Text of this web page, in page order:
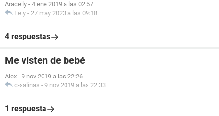
Aracelly - 4 ene 2019 a las 02:57
Lety - 27 may 2023 a las 09:18
4 respuestas
Me visten de bebé
Alex - 9 nov 2019 a las 22:26
c-salinas - 9 nov 2019 a las 22:33
1 respuesta